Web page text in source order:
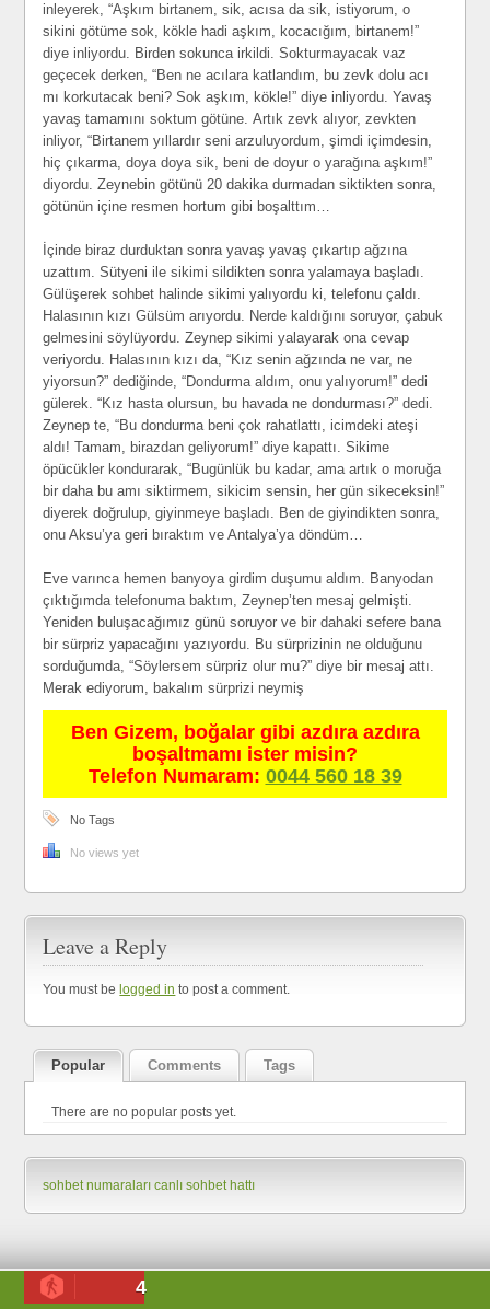
inleyerek, “Aşkım birtanem, sik, acısa da sik, istiyorum, o
sikini götüme sok, kökle hadi aşkım, kocacığım, birtanem!”
diye inliyordu. Birden sokunca irkildi. Sokturmayacak vaz
geçecek derken, “Ben ne acılara katlandım, bu zevk dolu acı
mı korkutacak beni? Sok aşkım, kökle!” diye inliyordu. Yavaş
yavaş tamamını soktum götüne. Artık zevk alıyor, zevkten
inliyor, “Birtanem yıllardır seni arzuluyordum, şimdi içimdesin,
hiç çıkarma, doya doya sik, beni de doyur o yarağına aşkım!”
diyordu. Zeynebin götünü 20 dakika durmadan siktikten sonra,
götünün içine resmen hortum gibi boşalttım…
İçinde biraz durduktan sonra yavaş yavaş çıkartıp ağzına
uzattım. Sütyeni ile sikimi sildikten sonra yalamaya başladı.
Gülüşerek sohbet halinde sikimi yalıyordu ki, telefonu çaldı.
Halasının kızı Gülsüm arıyordu. Nerde kaldığını soruyor, çabuk
gelmesini söylüyordu. Zeynep sikimi yalayarak ona cevap
veriyordu. Halasının kızı da, “Kız senin ağzında ne var, ne
yiyorsun?” dediğinde, “Dondurma aldım, onu yalıyorum!” dedi
gülerek. “Kız hasta olursun, bu havada ne dondurması?” dedi.
Zeynep te, “Bu dondurma beni çok rahatlattı, icimdeki ateşi
aldı! Tamam, birazdan geliyorum!” diye kapattı. Sikime
öpücükler kondurarak, “Bugünlük bu kadar, ama artık o moruğa
bir daha bu amı siktirmem, sikicim sensin, her gün sikeceksin!”
diyerek doğrulup, giyinmeye başladı. Ben de giyindikten sonra,
onu Aksu’ya geri bıraktım ve Antalya’ya döndüm…
Eve varınca hemen banyoya girdim duşumu aldım. Banyodan
çıktığımda telefonuma baktım, Zeynep’ten mesaj gelmişti.
Yeniden buluşacağımız günü soruyor ve bir dahaki sefere bana
bir sürpriz yapacağını yazıyordu. Bu sürprizinin ne olduğunu
sorduğumda, “Söylersem sürpriz olur mu?” diye bir mesaj attı.
Merak ediyorum, bakalım sürprizi neymiş
Ben Gizem, boğalar gibi azdıra azdıra
boşaltmamı ister misin?
Telefon Numaram: 0044 560 18 39
No Tags
No views yet
Leave a Reply
You must be logged in to post a comment.
Popular Comments Tags
There are no popular posts yet.
sohbet numaraları canlı sohbet hattı
4